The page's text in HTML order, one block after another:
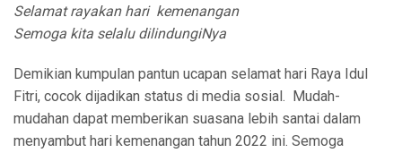
Selamat rayakan hari kemenangan
Semoga kita selalu dilindungiNya
Demikian kumpulan pantun ucapan selamat hari Raya Idul
Fitri, cocok dijadikan status di media sosial. Mudah-
mudahan dapat memberikan suasana lebih santai dalam
menyambut hari kemenangan tahun 2022 ini. Semoga